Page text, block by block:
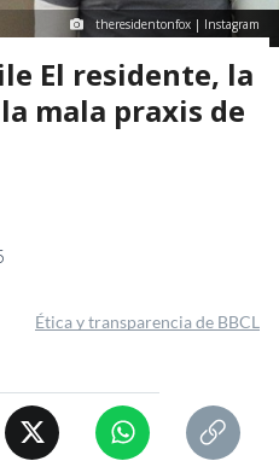
theresidentonfox | Instagram
El residente, la
mala praxis de
Ética y transparencia de BBCL